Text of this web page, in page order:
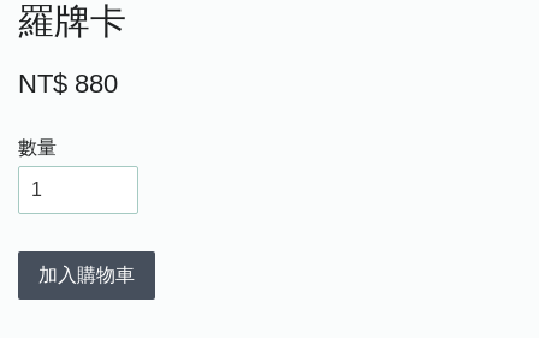
羅牌卡
NT$ 880
數量
加入購物車